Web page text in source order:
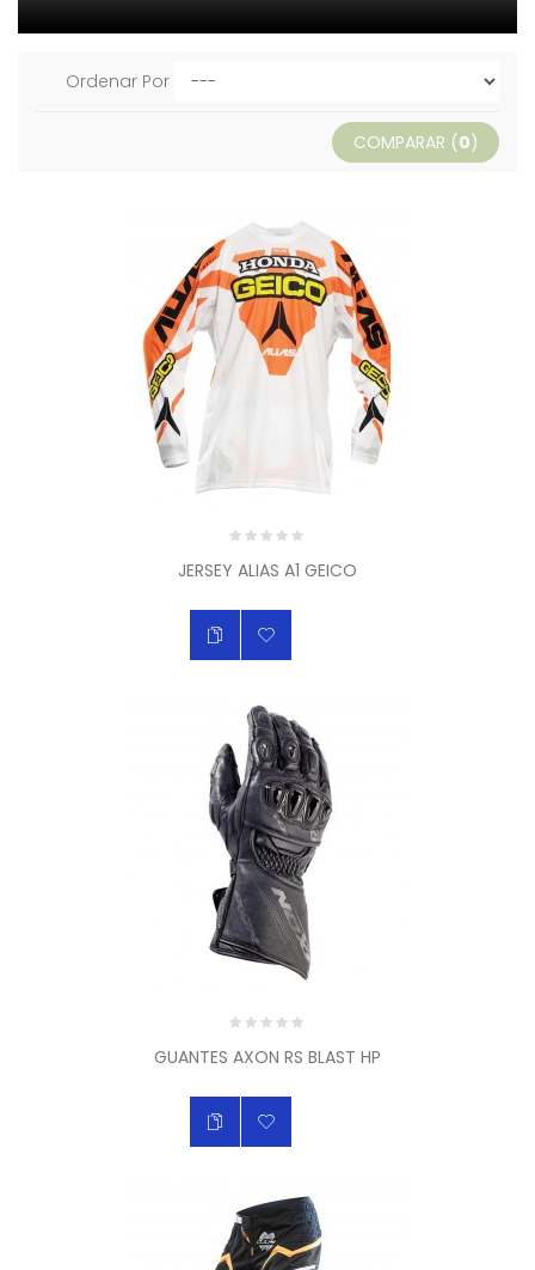
Ordenar Por
COMPARAR (0)
JERSEY ALIAS A1 GEICO
GUANTES AXON RS BLAST HP